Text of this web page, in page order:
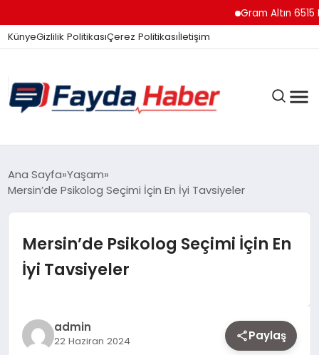
Gram Altın 6515
KünyeGizlilik PolitikasıÇerez Politikasıİletişim
GÜNDEM
TEKNOLOJI
EKONOMI
Ana Sayfa Yaşam
Mersin’de Psikolog Seçimi İçin En İyi Tavsiyeler
Mersin’de Psikolog Seçimi İçin En
İyi Tavsiyeler
admin
22 Haziran 2024 Paylaş